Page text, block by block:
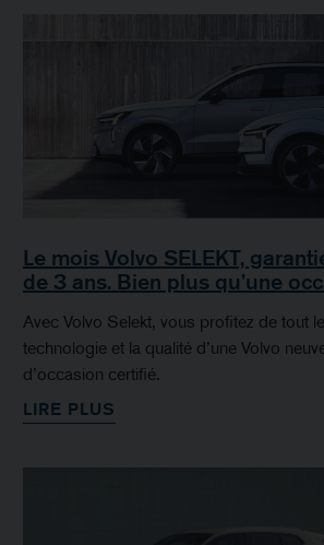
Le mois Volvo SELEKT,
de 3 ans. Bien plus qu’une
Avec Volvo Selekt, vous profitez de tout
technologie et la qualité d’une Volvo
d’occasion certifié.
LIRE PLUS